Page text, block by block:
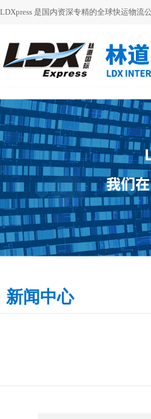
LDXpress 是国内资深专精的全球快运物
新闻中心